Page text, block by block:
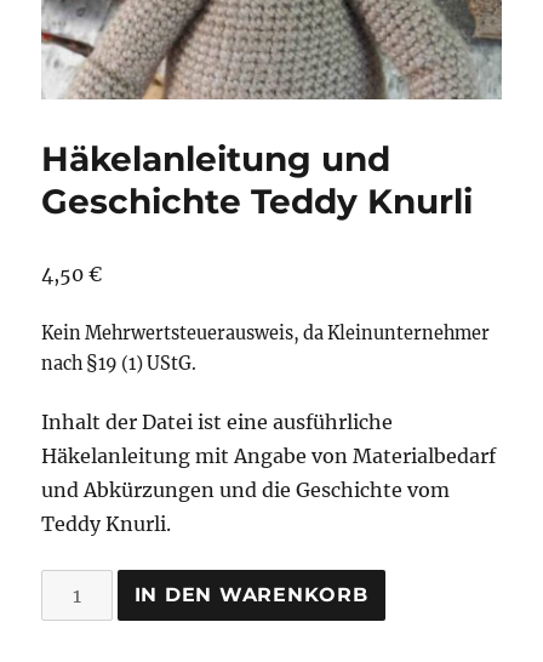
Häkelanleitung und
Geschichte Teddy Knurli
4,50€
Kein Mehrwertsteuerausweis, da Kleinunternehmer
nach §19 (1) UStG.
Inhalt der Datei ist eine ausführliche
Häkelanleitung mit Angabe von Materialbedarf
und Abkürzungen und die Geschichte vom
Teddy Knurli.
Häkelanleitung
und
IN DEN WARENKORB